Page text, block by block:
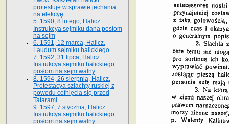
protestuje w sprawie jechania
na elekcyę
5. 1590, 8 lutego, Halicz.
Instrukcya sejmiku dana posłom
na sejm
6. 1591, 12 marca, Halicz.
Laudum sejmiku halickiego
7. 1592, 31 lipca, Halicz.
Instrukcya sejmiku halickiego
posłom na sejm walny
8. 1594, 26 sierpnia, Halicz.
Protestacya szlachty ruskiej z
powodu cofnięcia się przed
Tatarami
9. 1597, 7 stycznia, Halicz.
Instrukcya sejmiku halickiego
posłom na sejm walny